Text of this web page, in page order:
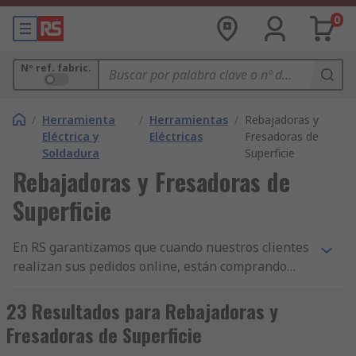
0
Nº ref. fabric.
/ Herramienta
Eléctrica y
Soldadura
/ Herramientas
Eléctricas
/ Rebajadoras y
Fresadoras de
Superficie
Rebajadoras y Fresadoras de
Superficie
En RS garantizamos que cuando nuestros clientes
realizan sus pedidos online, están comprando
con las normas de seguridad pertinentes. Hemos
construido nuestra reputación sobre nuestro
servicio al cliente. Todas nuestras gamas de
23 Resultados para Rebajadoras y
Fresadoras de Superficie